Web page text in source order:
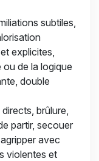
subtiles,
explicites,
ou de la logique
double
brûlure,
partir, secouer
avec
violentes et